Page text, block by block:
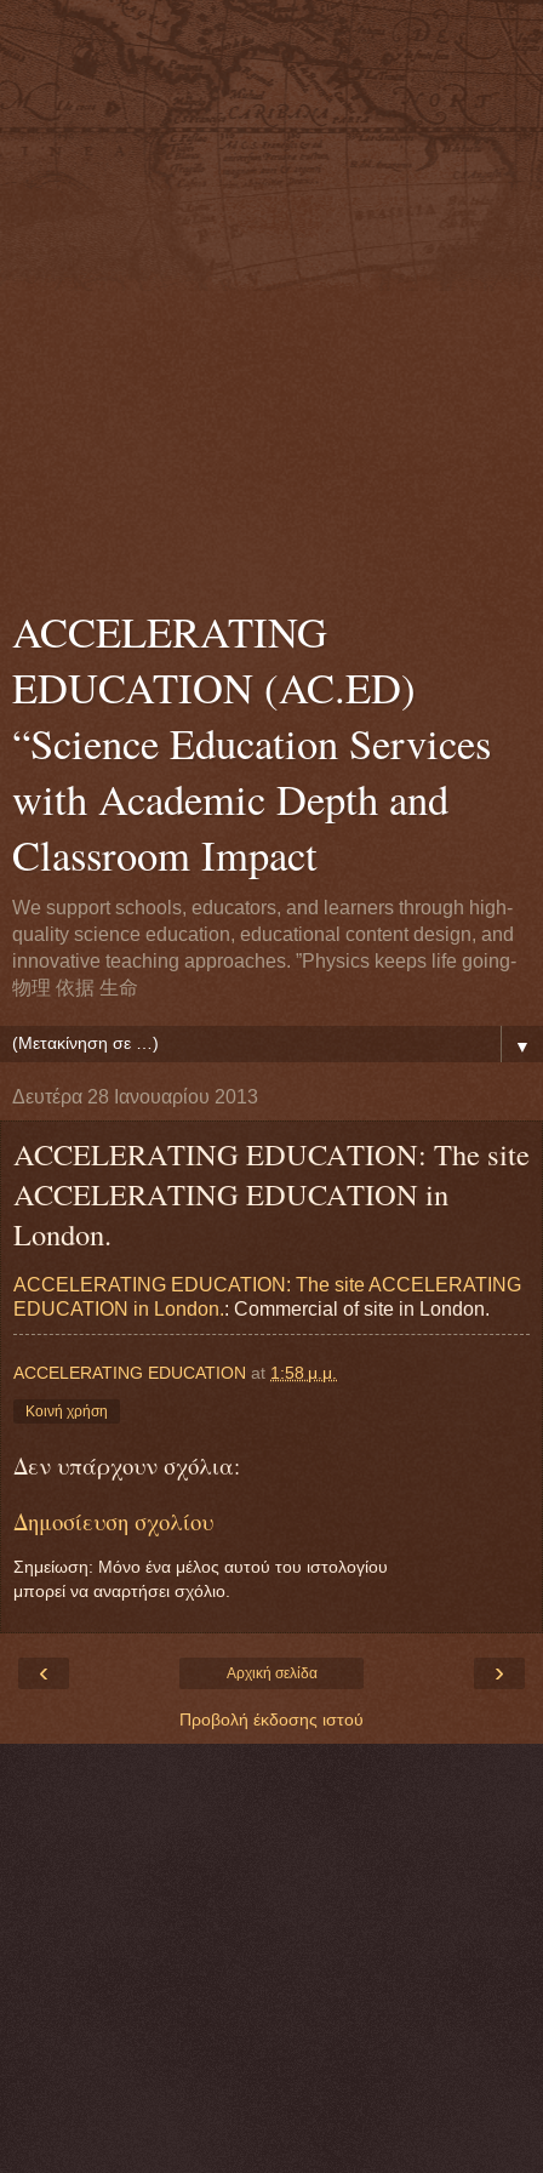
ACCELERATING
EDUCATION (AC.ED)
“Science Education Services
with Academic Depth and
Classroom Impact
We support schools, educators, and learners through high-
quality science education, educational content design, and
innovative teaching approaches. ”Physics keeps life going-
物理 依据 生命
▼
Δευτέρα 28 Ιανουαρίου 2013
ACCELERATING EDUCATION: The site
ACCELERATING EDUCATION in
London.
ACCELERATING EDUCATION: The site ACCELERATING
EDUCATION in London.: Commercial of site in London.
ACCELERATING EDUCATION at 1:58 μ.μ.
Κοινή χρήση
Δεν υπάρχουν σχόλια:
Δημοσίευση σχολίου
Σημείωση: Μόνο ένα μέλος αυτού του ιστολογίου
μπορεί να αναρτήσει σχόλιο.
‹ ›
Αρχική σελίδα
Προβολή έκδοσης ιστού